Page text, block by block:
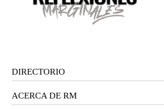
DIRECTORIO
ACERCA DE RM